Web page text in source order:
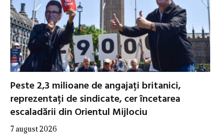
Peste 2,3 milioane de angajați britanici,
reprezentați de sindicate, cer încetarea
escaladării din Orientul Mijlociu
7 august 2026